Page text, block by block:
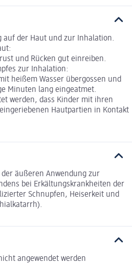
auf der Haut und zur Inhalation.
und Rücken gut einreiben.
zur Inhalation:
heißem Wasser übergossen und
Minuten lang eingeatmet.
werden, dass Kinder mit ihren
Hautpartien in Kontakt
äußeren Anwendung zur
bei Erkältungskrankheiten der
Schnupfen, Heiserkeit und
angewendet werden